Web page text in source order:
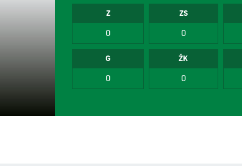
Z
0
ZS
0
G
0
ŽK
0